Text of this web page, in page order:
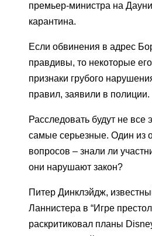
премьер-министра на
карантина.
Если обвинения в адрес
правдивы, то некоторые
признаки грубого
правил, заявили в полиции.
Расследовать будут не все
самые серьезные. Один из
вопросов – знали ли
они нарушают закон?
Питер Динклэйдж,
Ланнистера в “Игре
раскритиковал планы